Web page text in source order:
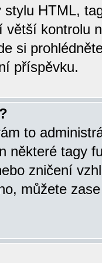
HTML,
větší kontrolu
si
příspěvku.
to
některé tagy
zničení
můžete